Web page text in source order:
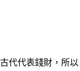
代代表錢財，所以